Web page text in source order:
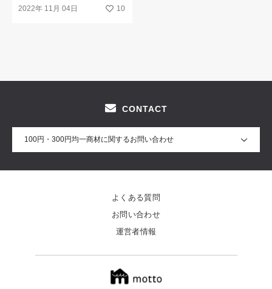
ヘアへ大変身！
2022年 11月 04日 10
CONTACT
100円・300円均一商材に関するお問い合わせ
よくある質問
お問い合わせ
運営者情報